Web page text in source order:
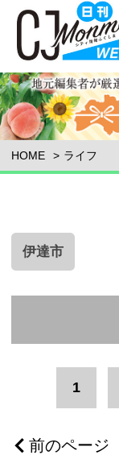
HOME ライフ
伊達市
エリア
福島市
前のページ
1